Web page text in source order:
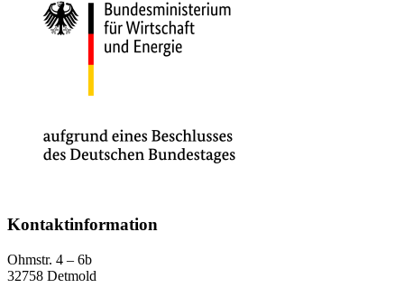
Kontaktinformation
Ohmstr. 4 – 6b
32758 Detmold